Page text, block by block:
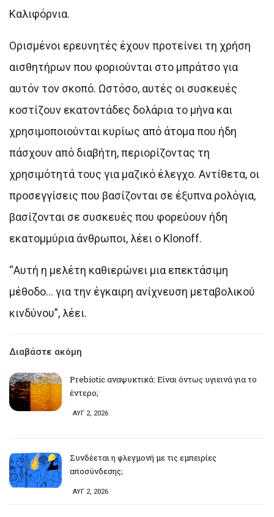
Καλιφόρνια.
Ορισμένοι ερευνητές έχουν προτείνει τη χρήση
αισθητήρων που φοριούνται στο μπράτσο για
αυτόν τον σκοπό. Ωστόσο, αυτές οι συσκευές
κοστίζουν εκατοντάδες δολάρια το μήνα και
χρησιμοποιούνται κυρίως από άτομα που ήδη
πάσχουν από διαβήτη, περιορίζοντας τη
χρησιμότητά τους για μαζικό έλεγχο. Αντίθετα, οι
προσεγγίσεις που βασίζονται σε έξυπνα ρολόγια,
βασίζονται σε συσκευές που φορεύουν ήδη
εκατομμύρια άνθρωποι, λέει ο Klonoff.
“Αυτή η μελέτη καθιερώνει μια επεκτάσιμη
μέθοδο… για την έγκαιρη ανίχνευση μεταβολικού
κινδύνου”, λέει.
Διαβάστε ακόμη
Prebiotic αναψυκτικά: Είναι όντως υγιεινά για το
έντερο;
ΑΥΓ 2, 2026
Συνδέεται η φλεγμονή με τις εμπειρίες
αποσύνδεσης;
ΑΥΓ 2, 2026